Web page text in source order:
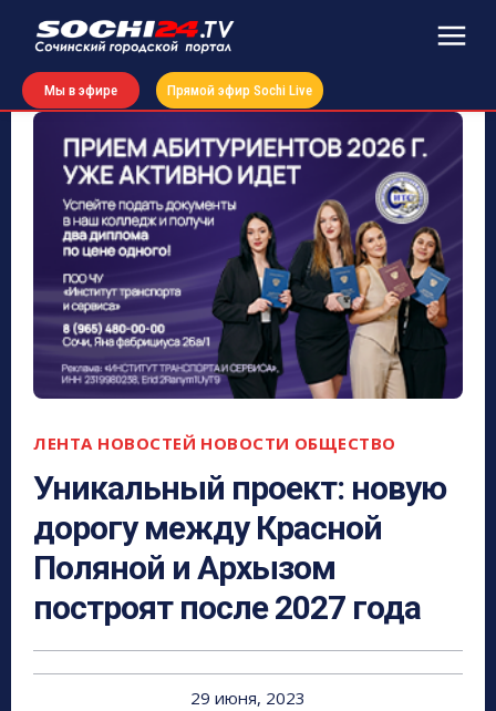
Мы в эфире Прямой эфир Sochi Live
ЛЕНТА НОВОСТЕЙ НОВОСТИ ОБЩЕСТВО
Уникальный проект: новую
дорогу между Красной
Поляной и Архызом
построят после 2027 года
29 июня, 2023